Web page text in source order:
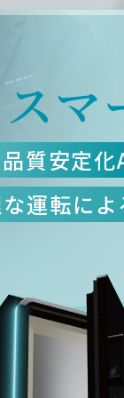
スマ
品質安定化
運転に